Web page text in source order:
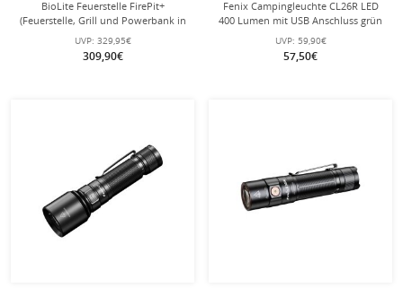
BioLite Feuerstelle FirePit+
(Feuerstelle, Grill und Powerbank in
einem)
UVP: 329,95€
309,90€
Fenix Campingleuchte CL26R LED
400 Lumen mit USB Anschluss grün
UVP: 59,90€
57,50€